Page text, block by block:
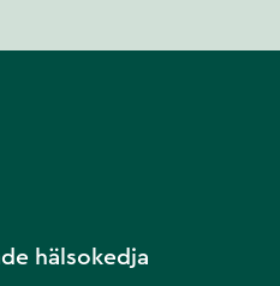
hälsokedja